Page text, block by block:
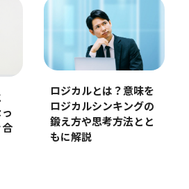
合
ロジカルとは？意味を
ロジカルシンキングの
鍛え方や思考方法とと
もに解説